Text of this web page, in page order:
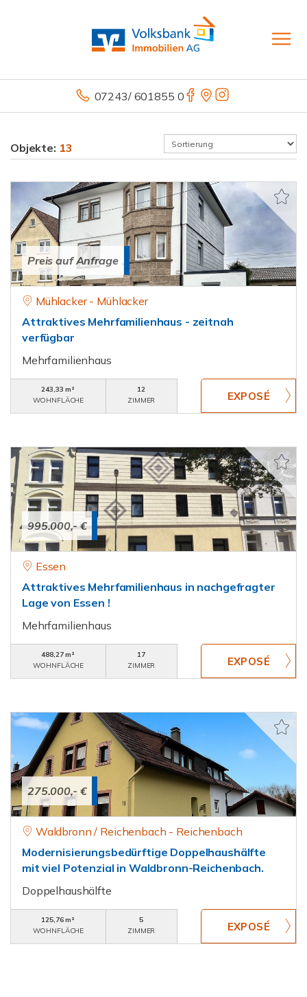
07243/ 601855 0
Objekte: 13
Preis auf Anfrage
Mühlacker - Mühlacker
Attraktives Mehrfamilienhaus - zeitnah
verfügbar
Mehrfamilienhaus
243,33 m²
WOHNFLÄCHE
12
ZIMMER
995.000,- €
Essen
Attraktives Mehrfamilienhaus in nachgefragter
Lage von Essen !
Mehrfamilienhaus
488,27 m²
WOHNFLÄCHE
17
ZIMMER
275.000,- €
Waldbronn / Reichenbach - Reichenbach
Modernisierungsbedürftige Doppelhaushälfte
mit viel Potenzial in Waldbronn-Reichenbach.
Doppelhaushälfte
125,76 m²
WOHNFLÄCHE
5
ZIMMER